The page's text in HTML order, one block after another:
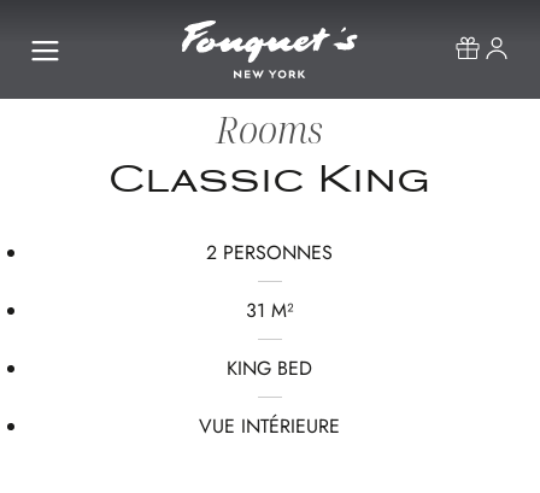
Rooms
Classic King
2 PERSONNES
31 M²
KING BED
VUE INTÉRIEURE